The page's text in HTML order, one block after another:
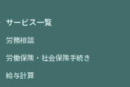
サービス一覧
労務相談
労働保険・社会保険手続き
給与計算